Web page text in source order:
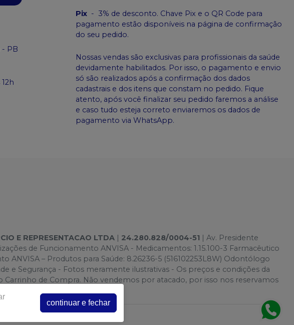
- PB
Pix - 3% de desconto. Chave Pix e o QR Code para
pagamento estão disponíveis na página de confirmação
do seu pedido.
Nossas vendas são exclusivas para profissionais da saúde
devidamente habilitados. Por isso, o pagamento e envio
só são realizados após a confirmação dos dados
cadastrais e dos itens que constam no pedido. Fique
atento, após você finalizar seu pedido faremos a análise
e caso tudo esteja correto enviaremos os dados de
pagamento via WhatsApp.
E REPRESENTACAO LTDA | 24.280.828/0004-51 | Av. Presidente
de Funcionamento ANVISA - Medicamentos: 1.15.100-3 Farmacêutico
ANVISA – Produtos para Saúde: 8.26236-5 (516102253L8W) Odontólogo
e Segurança - Fotos meramente ilustrativas - Os preços e condições da
Carrinho de Compra. Não vendemos por atacado, por isso nos reservamos
continuar e fechar